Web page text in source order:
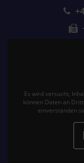
Es wird versucht,
können Daten an
einverstanden